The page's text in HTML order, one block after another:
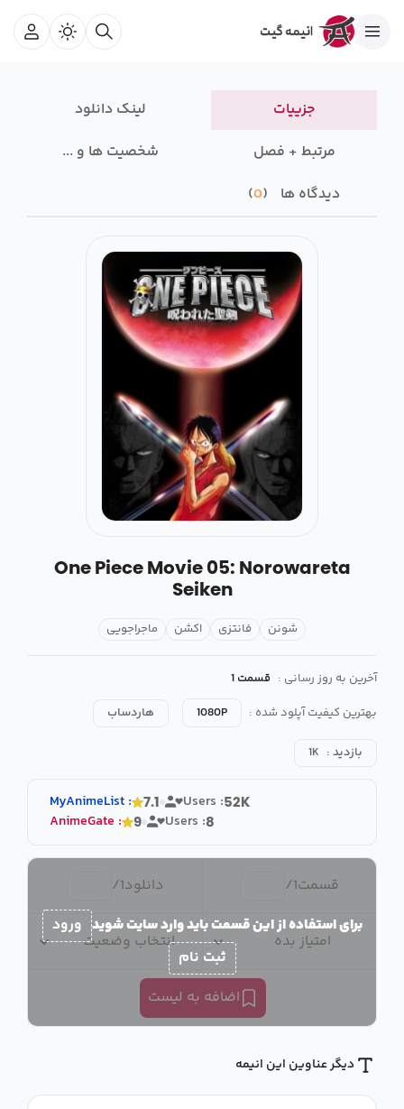
جزییات
لینک دانلود
مرتبط + فصل
شخصیت ها و ...
دیدگاه ها
0
One Piece Movie 05: Norowareta
Seiken
شونن فانتزی اکشن ماجراجویی
آخرین به روز رسانی : قسمت 1
بهترین کیفیت آپلود شده :
1080P هاردساب
بازدید : 1K
MyAnimeList : 7.1 Users :52K
AnimeGate : 9 Users :8
قسمت1
/ دانلود1
/
امتیاز بده انتخاب وضعیت
اضافه به لیست
برای استفاده از این قسمت باید وارد سایت شوید ورود
ثبت نام
دیگر عناوین این انیمه